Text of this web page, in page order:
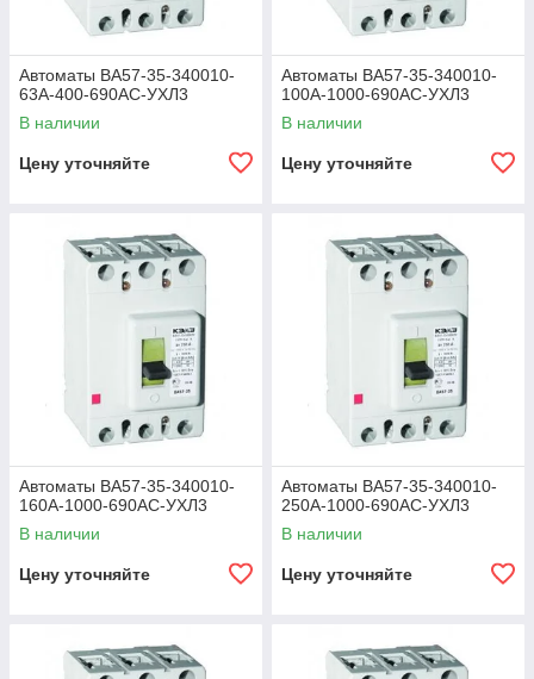
Автоматы ВА57-35-340010-
63А-400-690АС-УХЛ3
В наличии
Цену уточняйте
Автоматы ВА57-35-340010-
100А-1000-690АС-УХЛ3
В наличии
Цену уточняйте
Автоматы ВА57-35-340010-
160А-1000-690АС-УХЛ3
В наличии
Цену уточняйте
Автоматы ВА57-35-340010-
250А-1000-690АС-УХЛ3
В наличии
Цену уточняйте